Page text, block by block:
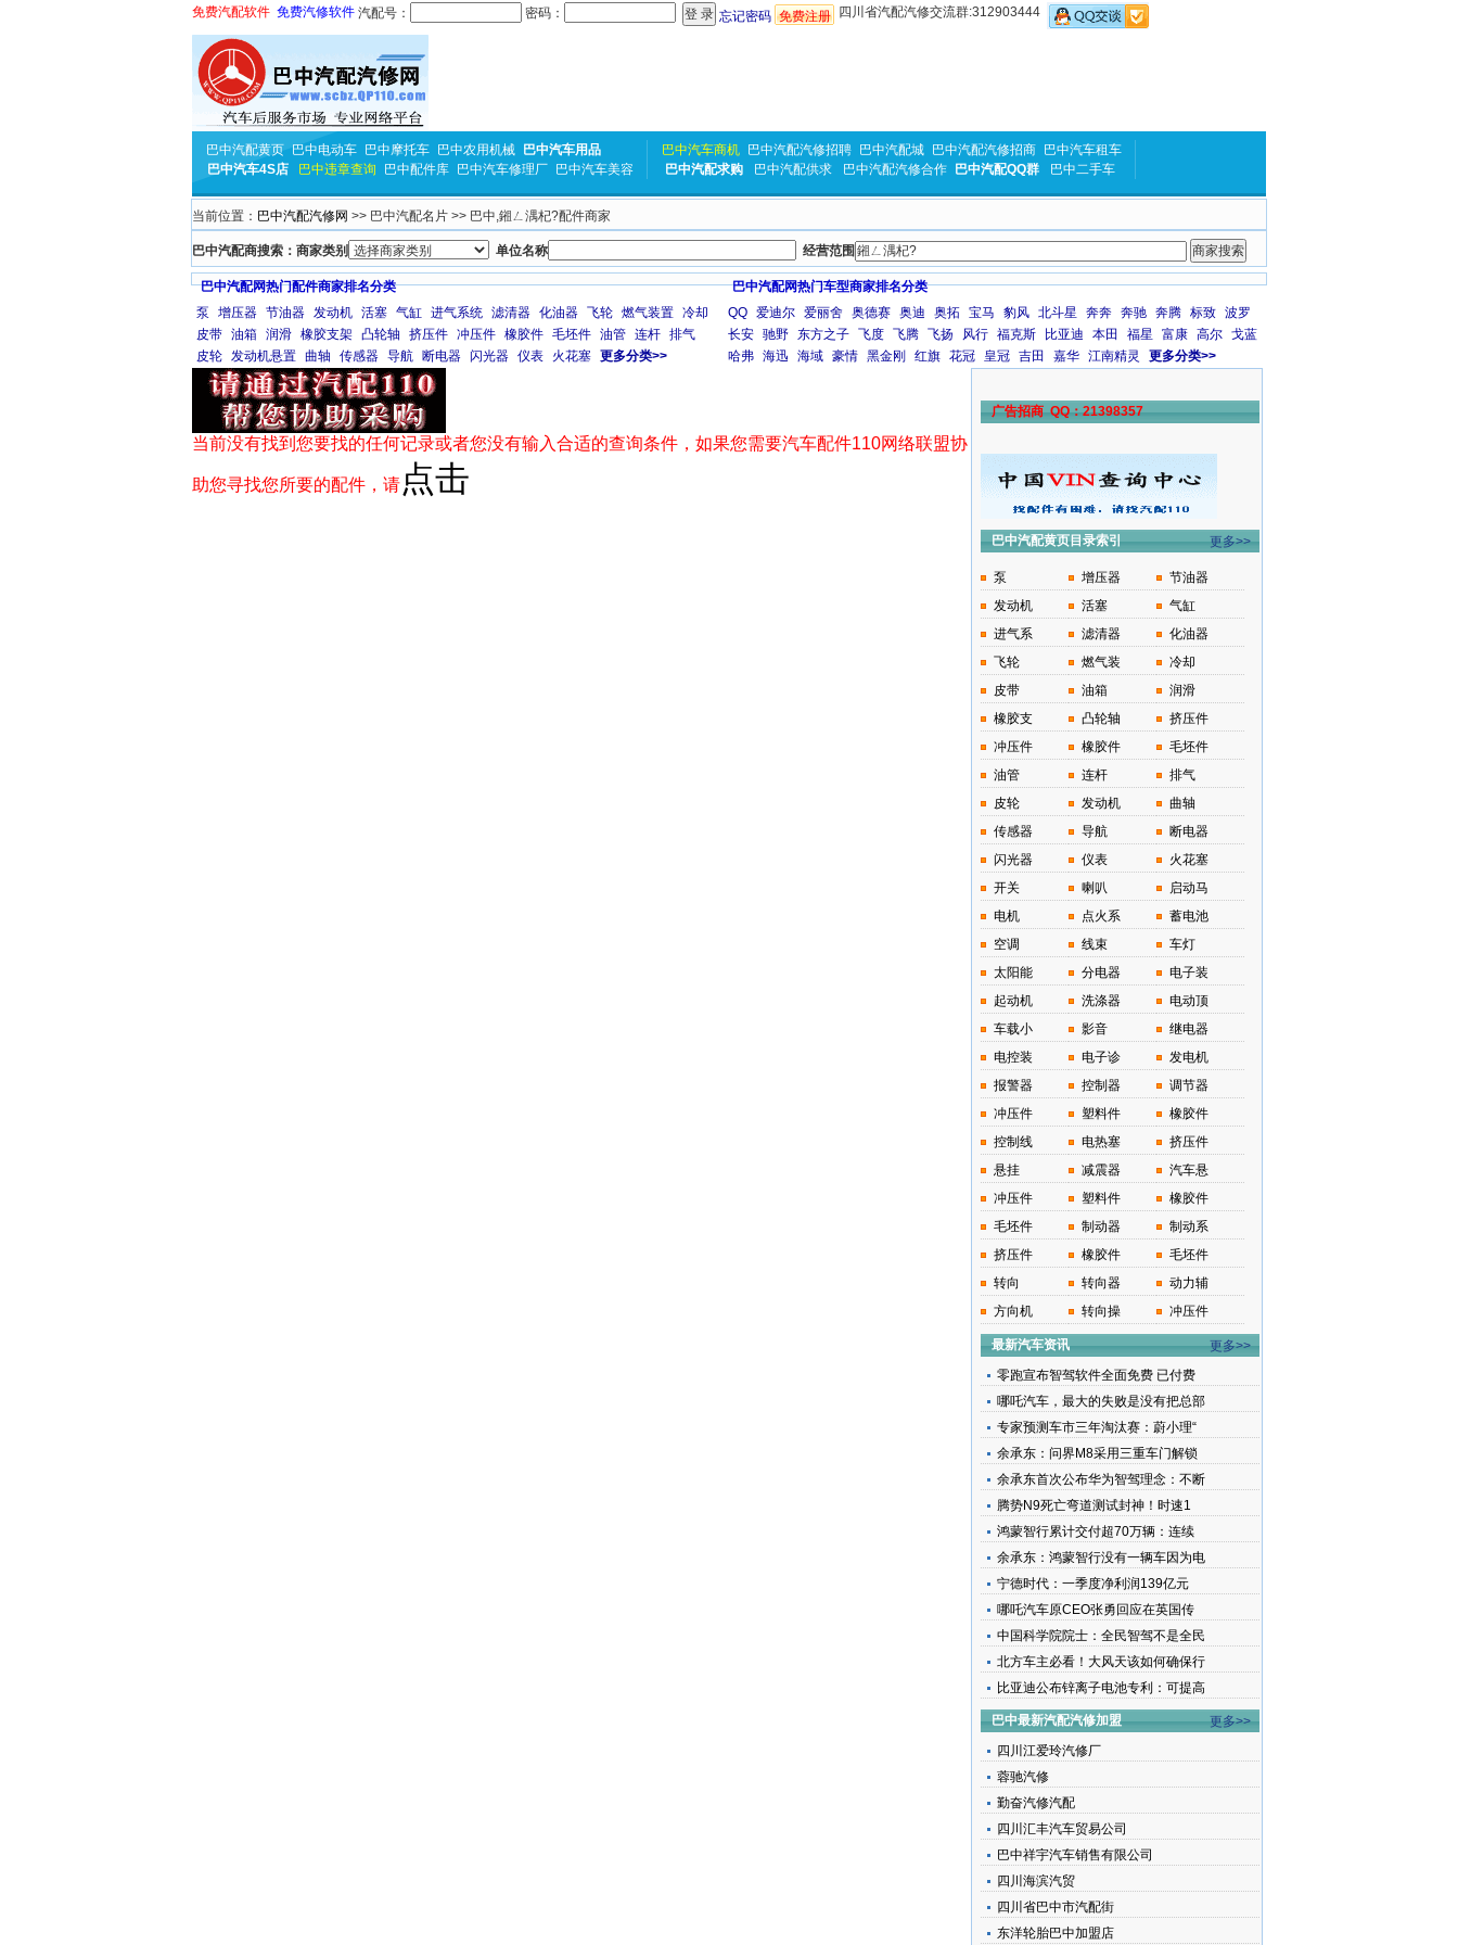
免费汽配软件 免费汽修软件 汽配号： 密码： 忘记密码 免费注册 四川省汽配汽修交流群:312903444
巴中汽配黄页 巴中电动车 巴中摩托车 巴中农用机械
巴中汽车用品
巴中汽车4S店
巴中违章查询 巴中配件库 巴中汽车修理厂 巴中汽车美容
巴中汽车商机 巴中汽配汽修招聘 巴中汽配城 巴中汽配汽修招商
巴中汽车租车
巴中汽配求购
巴中汽配供求 巴中汽配汽修合作 巴中汽配QQ群 巴中二手车
当前位置： 巴中汽配汽修网 >> 巴中汽配名片 >> 巴中,鎺ㄥ湡杞?配件商家
巴中汽配商搜索：商家类别 单位名称 经营范围
巴中汽配网热门配件商家排名分类
泵
增压器 节油器 发动机 活塞 气缸 进气系统 滤清器 化油器 飞轮 燃气装置 冷却
皮带 油箱 润滑 橡胶支架 凸轮轴 挤压件 冲压件 橡胶件 毛坯件 油管 连杆 排气
皮轮 发动机悬置 曲轴 传感器 导航 断电器 闪光器 仪表 火花塞 更多分类>>
巴中汽配网热门车型商家排名分类
QQ 爱迪尔 爱丽舍 奥德赛 奥迪 奥拓 宝马 豹风 北斗星 奔奔 奔驰 奔腾 标致 波罗
长安 驰野 东方之子 飞度 飞腾 飞扬 风行 福克斯 比亚迪 本田 福星 富康 高尔 戈蓝
哈弗 海迅 海域 豪情 黑金刚 红旗 花冠 皇冠 吉田 嘉华 江南精灵 更多分类>>
当前没有找到您要找的任何记录或者您没有输入合适的查询条件，如果您需要汽车配件110网络联盟协
助您寻找您所要的配件，请 点击
广告招商 QQ：21398357
巴中汽配黄页目录索引 更多>>
泵 增压器
节油器
发动机
活塞
气缸
进气系
滤清器
化油器
飞轮
燃气装
冷却
皮带
油箱
润滑
橡胶支
凸轮轴
挤压件
冲压件
橡胶件
毛坯件
油管
连杆
排气
皮轮
发动机
曲轴
传感器
导航
断电器
闪光器
仪表
火花塞
开关
喇叭
启动马
电机
点火系
蓄电池
空调
线束
车灯
太阳能
分电器
电子装
起动机
洗涤器
电动顶
车载小
影音
继电器
电控装
电子诊
发电机
报警器
控制器
调节器
冲压件
塑料件
橡胶件
控制线
电热塞
挤压件
悬挂
减震器
汽车悬
冲压件
塑料件
橡胶件
毛坯件
制动器
制动系
挤压件
橡胶件
毛坯件
转向
转向器
动力辅
方向机
转向操 冲压件
最新汽车资讯
更多>>
零跑宣布智驾软件全面免费 已付费
哪吒汽车，最大的失败是没有把总部
专家预测车市三年淘汰赛：蔚小理“
余承东：问界M8采用三重车门解锁
余承东首次公布华为智驾理念：不断
腾势N9死亡弯道测试封神！时速1
鸿蒙智行累计交付超70万辆：连续
余承东：鸿蒙智行没有一辆车因为电
宁德时代：一季度净利润139亿元
哪吒汽车原CEO张勇回应在英国传
中国科学院院士：全民智驾不是全民
北方车主必看！大风天该如何确保行
比亚迪公布锌离子电池专利：可提高
巴中最新汽配汽修加盟
更多>>
四川江爱玲汽修厂
蓉驰汽修
勤奋汽修汽配
四川汇丰汽车贸易公司
巴中祥宇汽车销售有限公司
四川海滨汽贸
四川省巴中市汽配街
东洋轮胎巴中加盟店